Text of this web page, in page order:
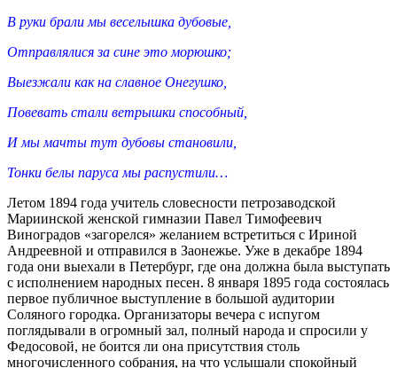
В руки брали мы веселышка дубовые,
Отправлялися за сине это морюшко;
Выезжали как на славное Онегушко,
Повевать стали ветрышки способный,
И мы мачты тут дубовы становили,
Тонки белы паруса мы распустили…
Летом 1894 года учитель словесности петрозаводской
Мариинской женской гимназии Павел Тимофеевич
Виноградов «загорелся» желанием встретиться с Ириной
Андреевной и отправился в Заонежье. Уже в декабре 1894
года они выехали в Петербург, где она должна была выступать
с исполнением народных песен. 8 января 1895 года состоялась
первое публичное выступление в большой аудитории
Соляного городка. Организаторы вечера с испугом
поглядывали в огромный зал, полный народа и спросили у
Федосовой, не боится ли она присутствия столь
многочисленного собрания, на что услышали спокойный